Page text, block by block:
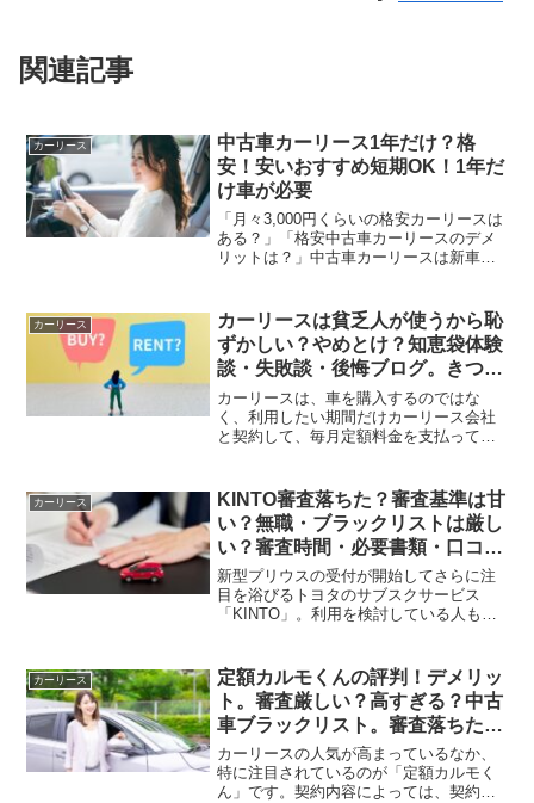
関連記事
カーリース
中古車カーリース1年だけ？格
安！安いおすすめ短期OK！1年だ
け車が必要
「月々3,000円くらいの格安カーリースは
ある？」「格安中古車カーリースのデメ
リットは？」中古車カーリースは新車カ
しかし中古車は故障リスクが高くデメリ
ットもありますので...
カーリース
カーリースは貧乏人が使うから恥
ずかしい？やめとけ？知恵袋体験
談・失敗談・後悔ブログ。きつい
など
カーリースは、車を購入するのではな
く、利用したい期間だけカーリース会社
と契約して、毎月定額料金を支払って車
のように思えます。しかし、カーリース
について調べると「カーリー...
カーリース
KINTO審査落ちた？審査基準は甘
い？無職・ブラックリストは厳し
い？審査時間・必要書類・口コ
ミ・自己破産・CICなど
新型プリウスの受付が開始してさらに注
目を浴びるトヨタのサブスクサービス
「KINTO」。利用を検討している人も多
いう人が落ちる？」など、審査に不安を
感じる方もいる...
カーリース
定額カルモくんの評判！デメリッ
ト。審査厳しい？高すぎる？中古
車ブラックリスト。審査落ちたな
ど
カーリースの人気が高まっているなか、
特に注目されているのが「定額カルモく
ん」です。契約内容によっては、契約満